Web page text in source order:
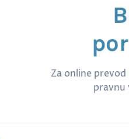
Za online
pravnu